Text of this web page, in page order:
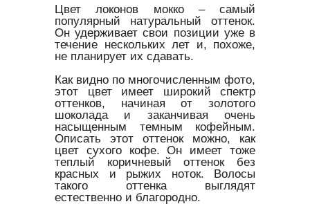
Цвет локонов мокко – самый
популярный натуральный оттенок.
Он удерживает свои позиции уже в
течение нескольких лет и, похоже,
не планирует их сдавать.
Как видно по многочисленным фото,
этот цвет имеет широкий спектр
оттенков, начиная от золотого
шоколада и заканчивая очень
насыщенным темным кофейным.
Описать этот оттенок можно, как
цвет сухого кофе. Он имеет тоже
теплый коричневый оттенок без
красных и рыжих ноток. Волосы
такого оттенка выглядят
естественно и благородно.